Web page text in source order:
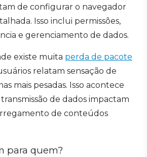
de configurar o navegador
Isso inclui permissões,
e gerenciamento de dados.
existe muita perda de pacote
relatam sensação de
mais pesadas. Isso acontece
de dados impactam
de conteúdos
para quem?